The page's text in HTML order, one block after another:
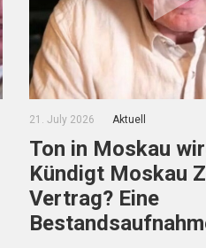
21. July 2026 Aktuell
Ton in Moskau
Kündigt Moskau
Vertrag? Eine